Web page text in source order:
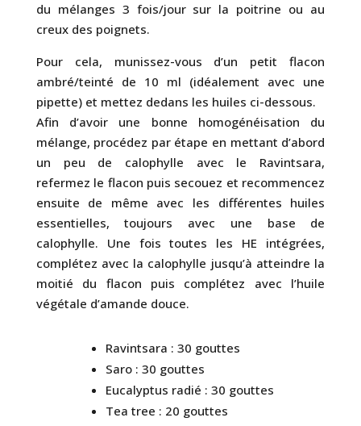
du mélanges 3 fois/jour sur la poitrine ou au
creux des poignets.
Pour cela, munissez-vous d’un petit flacon
ambré/teinté de 10 ml (idéalement avec une
pipette) et mettez dedans les huiles ci-dessous.
Afin d’avoir une bonne homogénéisation du
mélange, procédez par étape en mettant d’abord
un peu de calophylle avec le Ravintsara,
refermez le flacon puis secouez et recommencez
ensuite de même avec les différentes huiles
essentielles, toujours avec une base de
calophylle. Une fois toutes les HE intégrées,
complétez avec la calophylle jusqu’à atteindre la
moitié du flacon puis complétez avec l’huile
végétale d’amande douce.
Ravintsara : 30 gouttes
Saro : 30 gouttes
Eucalyptus radié : 30 gouttes
Tea tree : 20 gouttes